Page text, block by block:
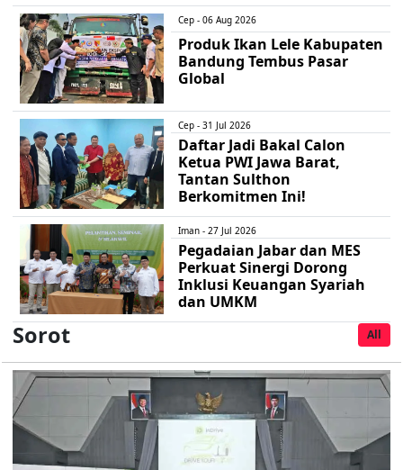
Cep - 06 Aug 2026
Produk Ikan Lele Kabupaten
Bandung Tembus Pasar
Global
Cep - 31 Jul 2026
Daftar Jadi Bakal Calon
Ketua PWI Jawa Barat,
Tantan Sulthon
Berkomitmen Ini!
Iman - 27 Jul 2026
Pegadaian Jabar dan MES
Perkuat Sinergi Dorong
Inklusi Keuangan Syariah
dan UMKM
Sorot All